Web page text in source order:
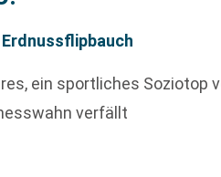
Erdnussflipbauch
ein sportliches Soziotop
verfällt